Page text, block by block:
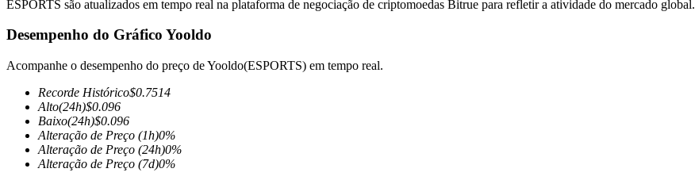
Futuros usando USDT como garantia
Futuros COIN-M
ESPORTS são atualizados em tempo real na plataforma de negociação de criptomoedas Bitrue para refletir a atividade do mercado global.
Desempenho do Gráfico Yooldo
Acompanhe o desempenho do preço de Yooldo(ESPORTS) em tempo real.
Recorde Histórico$0.7514
Alto(24h)$0.096
Baixo(24h)$0.096
Alteração de Preço (1h)0%
Alteração de Preço (24h)0%
Alteração de Preço (7d)0%